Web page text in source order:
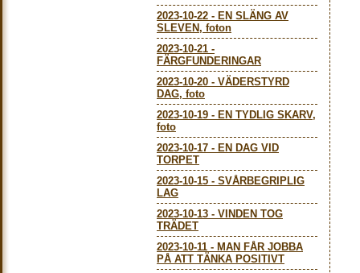
2023-10-22 - EN SLÄNG AV
SLEVEN, foton
2023-10-21 -
FÄRGFUNDERINGAR
2023-10-20 - VÄDERSTYRD
DAG, foto
2023-10-19 - EN TYDLIG SKARV,
foto
2023-10-17 - EN DAG VID
TORPET
2023-10-15 - SVÅRBEGRIPLIG
LAG
2023-10-13 - VINDEN TOG
TRÄDET
2023-10-11 - MAN FÅR JOBBA
PÅ ATT TÄNKA POSITIVT